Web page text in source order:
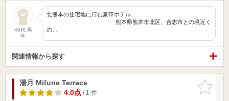
40代 男
性
北熊本の住宅地に佇む豪華ホテル
熊本県熊本市北区、合志市との境近く
の…
関連情報から探す
お気に入
りに追加
湯月 Mifune Terrace
4.0点/ 1 件